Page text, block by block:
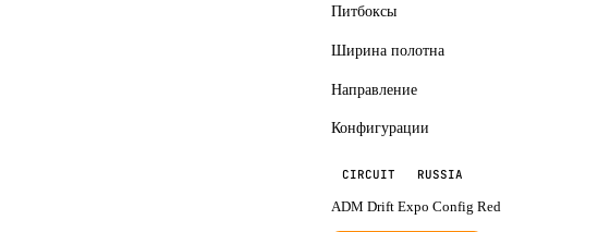
Питбоксы
Ширина полотна
Направление
Конфигурации
CIRCUIT RUSSIA
ADM Drift Expo Config Red